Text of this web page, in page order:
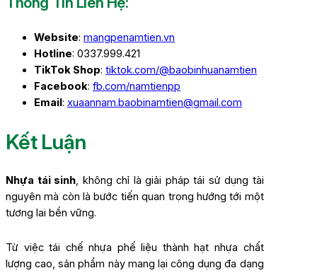
Website: mangpenamtien.vn
Hotline: 0337.999.421
TikTok Shop: tiktok.com/@baobinhuanamtien
Facebook: fb.com/namtienpp
Email: xuaannam.baobinamtien@gmail.com
Kết Luận
Nhựa tái sinh , không chỉ là giải pháp tái sử dụng tài
nguyên mà còn là bước tiến quan trọng hướng tới một
tương lai bền vững.
Từ việc tái chế nhựa phế liệu thành hạt nhựa chất
lượng cao, sản phẩm này mang lại công dụng đa dạng